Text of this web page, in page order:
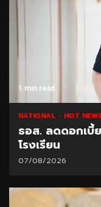
1 min read
NATIONAL HOT
ธอส. ลดดอกเบี้
โรงเรียน
07/08/2026